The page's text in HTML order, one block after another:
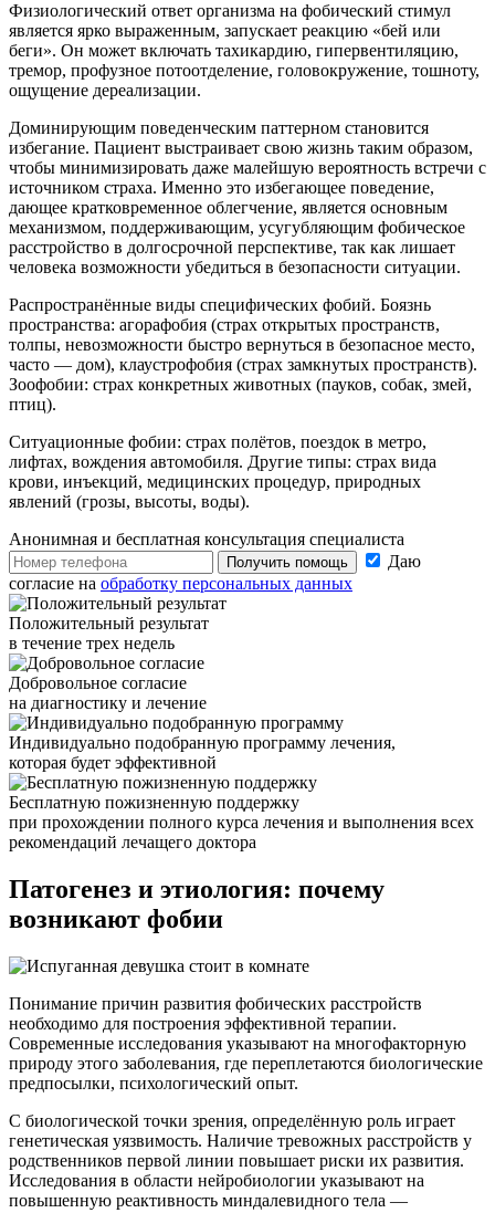
Физиологический ответ организма на фобический стимул
является ярко выраженным, запускает реакцию «бей или
беги». Он может включать тахикардию, гипервентиляцию,
тремор, профузное потоотделение, головокружение, тошноту,
ощущение дереализации.
Доминирующим поведенческим паттерном становится
избегание. Пациент выстраивает свою жизнь таким образом,
чтобы минимизировать даже малейшую вероятность встречи с
источником страха. Именно это избегающее поведение,
дающее кратковременное облегчение, является основным
механизмом, поддерживающим, усугубляющим фобическое
расстройство в долгосрочной перспективе, так как лишает
человека возможности убедиться в безопасности ситуации.
Распространённые виды специфических фобий. Боязнь
пространства: агорафобия (страх открытых пространств,
толпы, невозможности быстро вернуться в безопасное место,
часто — дом), клаустрофобия (страх замкнутых пространств).
Зоофобии: страх конкретных животных (пауков, собак, змей,
птиц).
Ситуационные фобии: страх полётов, поездок в метро,
лифтах, вождения автомобиля. Другие типы: страх вида
крови, инъекций, медицинских процедур, природных
явлений (грозы, высоты, воды).
Анонимная и бесплатная консультация специалиста
Получить помощь
Даю
согласие на обработку персональных данных
Положительный результат
в течение трех недель
Добровольное согласие
на диагностику и лечение
Индивидуально подобранную программу лечения,
которая будет эффективной
Бесплатную пожизненную поддержку
при прохождении полного курса лечения и выполнения всех
рекомендаций лечащего доктора
Патогенез и этиология: почему
возникают фобии
Понимание причин развития фобических расстройств
необходимо для построения эффективной терапии.
Современные исследования указывают на многофакторную
природу этого заболевания, где переплетаются биологические
предпосылки, психологический опыт.
С биологической точки зрения, определённую роль играет
генетическая уязвимость. Наличие тревожных расстройств у
родственников первой линии повышает риски их развития.
Исследования в области нейробиологии указывают на
повышенную реактивность миндалевидного тела —